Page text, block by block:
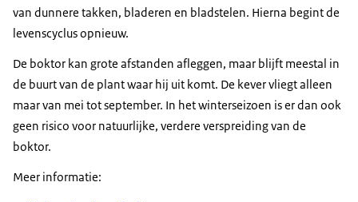
van dunnere takken, bladeren en bladstelen. Hierna begint de
levenscyclus opnieuw.
De boktor kan grote afstanden afleggen, maar blijft meestal in
de buurt van de plant waar hij uit komt. De kever vliegt alleen
maar van mei tot september. In het winterseizoen is er dan ook
geen risico voor natuurlijke, verdere verspreiding van de
boktor.
Meer informatie: